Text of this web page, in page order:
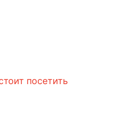
посетить